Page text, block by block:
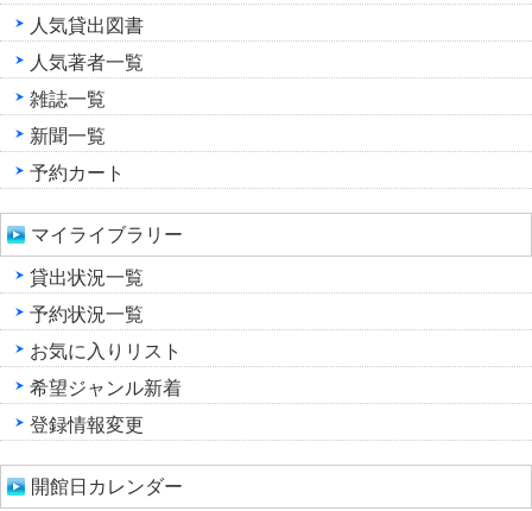
人気貸出図書
人気著者一覧
雑誌一覧
新聞一覧
予約カート
マイライブラリー
貸出状況一覧
予約状況一覧
お気に入りリスト
希望ジャンル新着
登録情報変更
開館日カレンダー